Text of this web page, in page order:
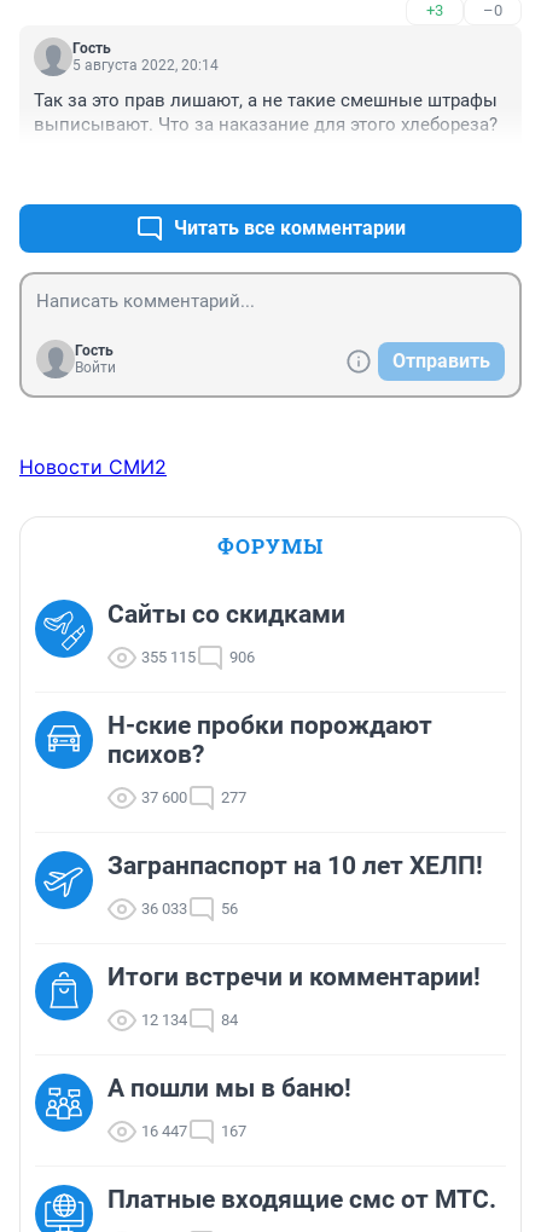
+3 –0
Гость
5 августа 2022, 20:14
Так за это прав лишают, а не такие смешные штрафы
выписывают. Что за наказание для этого хлебореза?
Читать все комментарии
Гость
Войти
Отправить
Новости СМИ2
ФОРУМЫ
Сайты со скидками
355 115 906
Н-ские пробки порождают
психов?
37 600 277
Загранпаспорт на 10 лет ХЕЛП!
36 033 56
Итоги встречи и комментарии!
12 134 84
А пошли мы в баню!
16 447 167
Платные входящие смс от МТС.